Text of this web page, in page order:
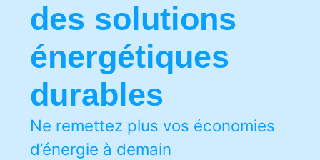
des solutions
énergétiques
durables
Ne remettez plus vos économies
d’énergie à demain